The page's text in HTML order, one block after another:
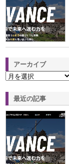
アーカイブ
最近の記事